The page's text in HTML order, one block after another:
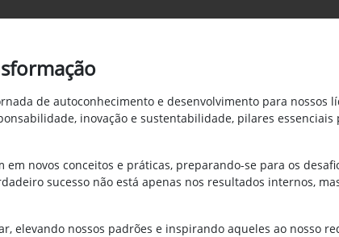
de autoconhecimento e desenvolvimento para nossos
inovação e sustentabilidade, pilares essenciais
novos conceitos e práticas, preparando-se para os
sucesso não está apenas nos resultados internos,
elevando nossos padrões e inspirando aqueles ao nosso